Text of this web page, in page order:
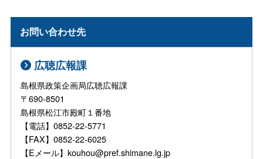
お問い合わせ先
広聴広報課
島根県政策企画局広聴広報課
〒690-8501
島根県松江市殿町１番地
【電話】0852-22-5771
【FAX】0852-22-6025
【Eメール】kouhou@pref.shimane.lg.jp